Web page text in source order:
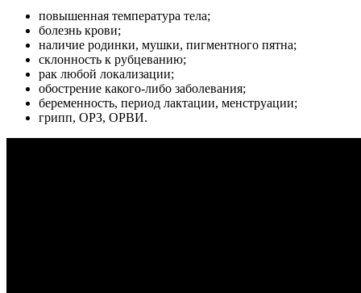
повышенная температура тела;
болезнь крови;
наличие родинки, мушки, пигментного пятна;
склонность к рубцеванию;
рак любой локализации;
обострение какого-либо заболевания;
беременность, период лактации, менструации;
грипп, ОРЗ, ОРВИ.